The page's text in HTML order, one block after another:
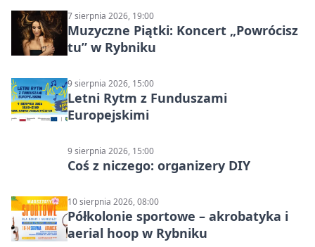
7 sierpnia 2026, 19:00
Muzyczne Piątki: Koncert „Powrócisz
tu” w Rybniku
9 sierpnia 2026, 15:00
Letni Rytm z Funduszami
Europejskimi
9 sierpnia 2026, 15:00
Coś z niczego: organizery DIY
10 sierpnia 2026, 08:00
Półkolonie sportowe – akrobatyka i
aerial hoop w Rybniku